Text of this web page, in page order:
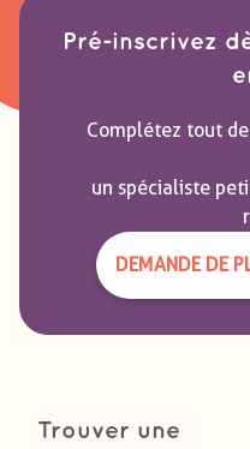
Pré-inscrivez
Complétez tout
un spécialiste
DEMANDE DE
Trouver une